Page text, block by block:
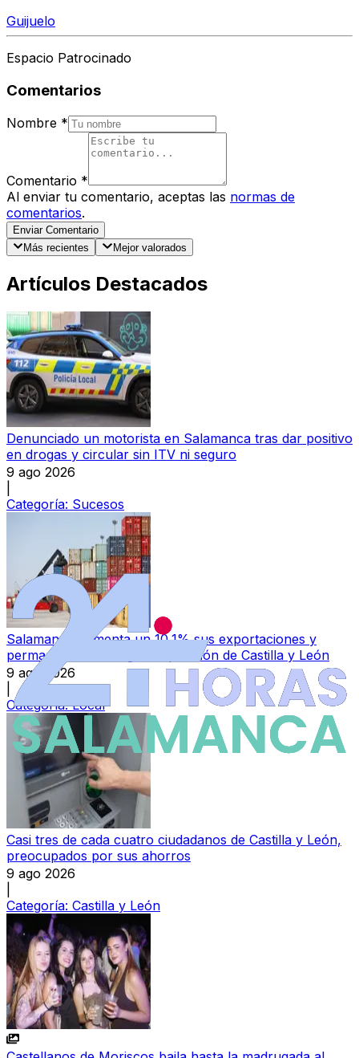
Guijuelo
Espacio Patrocinado
Comentarios
Nombre *
Comentario *
Al enviar tu comentario, aceptas las normas de
comentarios.
Enviar Comentario
Más recientes
Mejor valorados
Artículos Destacados
Denunciado un motorista en Salamanca tras dar positivo
en drogas y circular sin ITV ni seguro
9 ago 2026
Categoría: Sucesos
Salamanca aumenta un 10,1% sus exportaciones y
permanece en la segunda posición de Castilla y León
9 ago 2026
Categoría:Local
Casi tres de cada cuatro ciudadanos de Castilla y León,
preocupados por sus ahorros
9 ago 2026
Categoría: Castilla y León